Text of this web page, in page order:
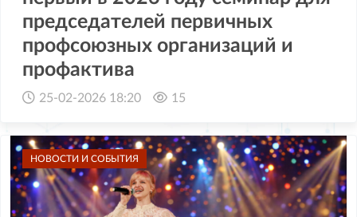
председателей первичных
профсоюзных организаций и
профактива
25-02-2026 18:20 15
НОВОСТИ И СОБЫТИЯ